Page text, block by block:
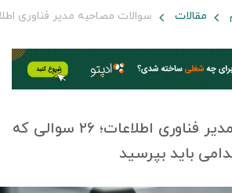
مقالات سوالات مصاحبه مدیر فناوری اطلاعات؛ ۲۶ سوالی که در مصاحبه
سوالات مصاحبه مدیر فناوری اطلاعات؛ ۲۶ سوالی که
باید بپرسید